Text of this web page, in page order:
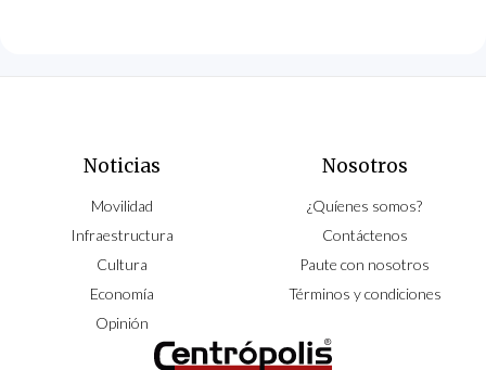
Noticias
Movilidad
Infraestructura
Cultura
Economía
Opinión
Nosotros
¿Quíenes somos?
Contáctenos
Paute con nosotros
Términos y condiciones